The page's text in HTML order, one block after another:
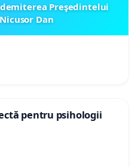
Preşedintelui
Dan
pentru psihologii